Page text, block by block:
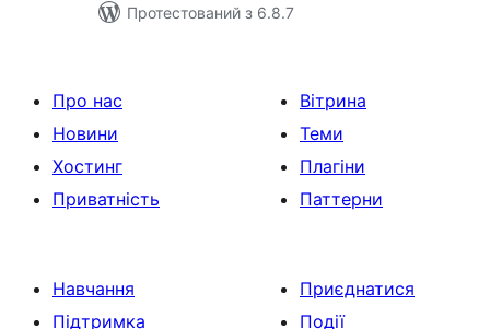
Протестований з 6.8.7
Про нас
Новини
Хостинг
Приватність
Вітрина
Теми
Плагіни
Паттерни
Навчання
Підтримка
Приєднатися
Події